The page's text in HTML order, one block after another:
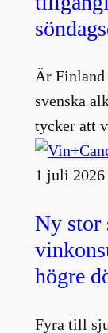
Är
svenska
tycker att
1 juli 2026
Ny stor
högre
Fyra till